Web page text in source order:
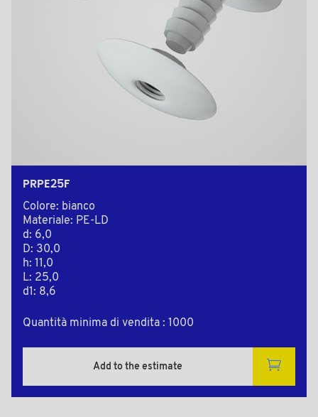
PRPE25F
Colore: bianco
Materiale: PE-LD
d: 6,0
D: 30,0
h: 11,0
L: 25,0
d1: 8,6
Quantità minima di vendita : 1000
Add to the estimate